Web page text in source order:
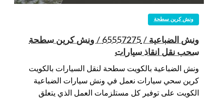
ونش كرين سطحة
ونش الضباعية / 65557275 / ونش كرين سطحة
سحب نقل انقاذ سيارات
ونش الضباعية بالكويت سطحة لنقل السيارات بالكويت
كرين سحي سيارات نعمل في ونش سيارات الضباعية
الكويت على توفير كل مستلزمات العمل الذي يتعلق